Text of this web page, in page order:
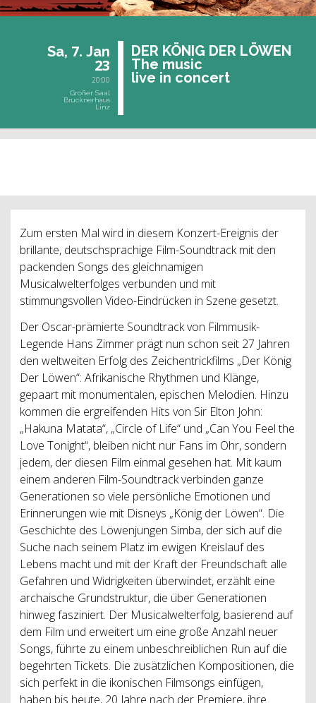
Sa, 7. Jan
23
20:00
Großer Saal
Brucknerhaus
Linz
DER KÖNIG DER LÖWEN
The music
live in con­cert
Zum ersten Mal wird in diesem Konzert-Ereignis der
brillante, deutschsprachige Film-Soundtrack mit den
packenden Songs des gleichnamigen
Musicalwelterfolges verbunden und mit
stimmungsvollen Video-Eindrücken in Szene gesetzt.
Der Oscar-prämierte Soundtrack von Filmmusik-
Legende Hans Zimmer prägt nun schon seit 27 Jahren
den weltweiten Erfolg des Zeichentrickfilms „Der König
Der Löwen“: Afrikanische Rhythmen und Klänge,
gepaart mit monumentalen, epischen Melodien. Hinzu
kommen die ergreifenden Hits von Sir Elton John:
„Hakuna Matata“, „Circle of Life“ und „Can You Feel the
Love Tonight“, bleiben nicht nur Fans im Ohr, sondern
jedem, der diesen Film einmal gesehen hat. Mit kaum
einem anderen Film-Soundtrack verbinden ganze
Generationen so viele persönliche Emotionen und
Erinnerungen wie mit Disneys „König der Löwen“. Die
Geschichte des Löwenjungen Simba, der sich auf die
Suche nach seinem Platz im ewigen Kreislauf des
Lebens macht und mit der Kraft der Freundschaft alle
Gefahren und Widrigkeiten überwindet, erzählt eine
archaische Grundstruktur, die über Generationen
hinweg fasziniert. Der Musicalwelterfolg, basierend auf
dem Film und erweitert um eine große Anzahl neuer
Songs, führte zu einem unbeschreiblichen Run auf die
begehrten Tickets. Die zusätzlichen Kompositionen, die
sich perfekt in die ikonischen Filmsongs einfügen,
haben bis heute, 20 Jahre nach der Premiere, ihre